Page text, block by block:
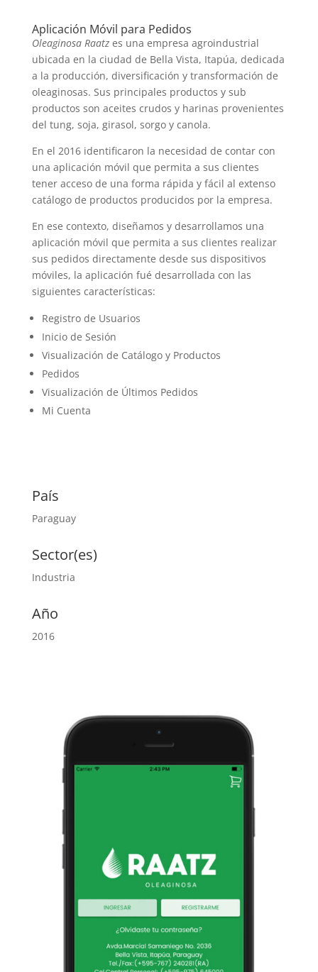
Aplicación Móvil para Pedidos
Oleaginosa Raatzes una empresa agroindustrial
ubicada en la ciudad de Bella Vista, Itapúa, dedicada
a la producción, diversificación y transformación de
oleaginosas. Sus principales productos y sub
productos son aceites crudos y harinas provenientes
del tung, soja, girasol, sorgo y canola.
En el 2016 identificaron la necesidad de contar con
una aplicación móvil que permita a sus clientes
tener acceso de una forma rápida y fácil al extenso
catálogo de productos producidos por la empresa.
En ese contexto, diseñamos y desarrollamos una
aplicación móvil que permita a sus clientes realizar
sus pedidos directamente desde sus dispositivos
móviles, la aplicación fué desarrollada con las
siguientes características:
Registro de Usuarios
Inicio de Sesión
Visualización de Catálogo y Productos
Pedidos
Visualización de Últimos Pedidos
Mi Cuenta
País
Paraguay
Sector(es)
Industria
Año
2016